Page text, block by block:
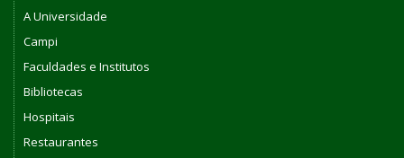
A Universidade
Campi
Faculdades e Institutos
Bibliotecas
Hospitais
Restaurantes